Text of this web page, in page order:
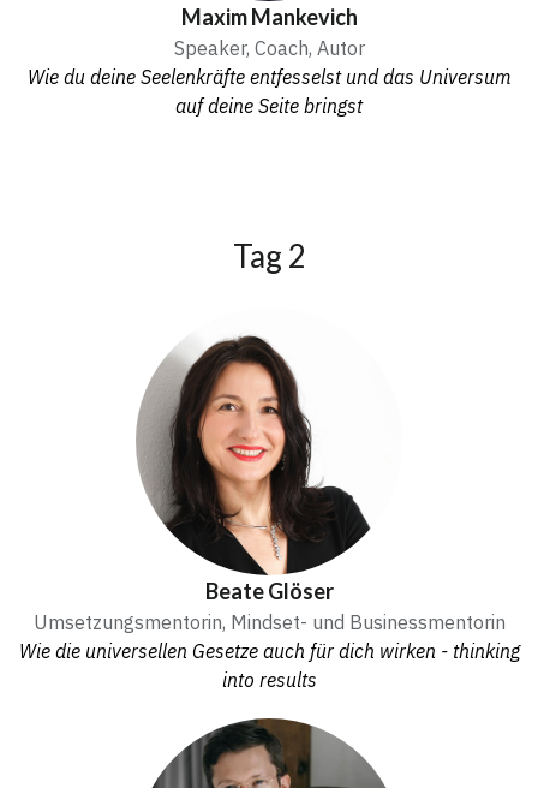
Maxim Mankevich
Speaker, Coach, Autor
Wie du deine Seelenkräfte entfesselst und das Universum
auf deine Seite bringst
Tag 2
Beate Glöser
Umsetzungsmentorin, Mindset- und Businessmentorin
Wie die universellen Gesetze auch für dich wirken - thinking
into results